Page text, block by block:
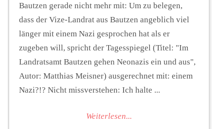
Bautzen gerade nicht mehr mit: Um zu belegen,
dass der Vize-Landrat aus Bautzen angeblich viel
länger mit einem Nazi gesprochen hat als er
zugeben will, spricht der Tagesspiegel (Titel: "Im
Landratsamt Bautzen gehen Neonazis ein und aus",
Autor: Matthias Meisner) ausgerechnet mit: einem
Nazi?!? Nicht missverstehen: Ich halte ...
Weiterlesen...